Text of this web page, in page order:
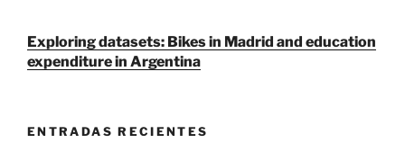
Exploring datasets: Bikes in Madrid and education
expenditure in Argentina
ENTRADAS RECIENTES